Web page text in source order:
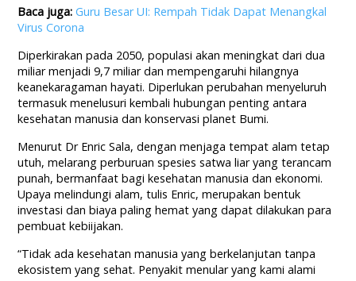
Baca juga:Guru Besar UI: Rempah Tidak Dapat Menangkal
Virus Corona
Diperkirakan pada 2050, populasi akan meningkat dari dua
miliar menjadi 9,7 miliar dan mempengaruhi hilangnya
keanekaragaman hayati. Diperlukan perubahan menyeluruh
termasuk menelusuri kembali hubungan penting antara
kesehatan manusia dan konservasi planet Bumi.
Menurut Dr Enric Sala, dengan menjaga tempat alam tetap
utuh, melarang perburuan spesies satwa liar yang terancam
punah, bermanfaat bagi kesehatan manusia dan ekonomi.
Upaya melindungi alam, tulis Enric, merupakan bentuk
investasi dan biaya paling hemat yang dapat dilakukan para
pembuat kebiijakan.
“Tidak ada kesehatan manusia yang berkelanjutan tanpa
ekosistem yang sehat. Penyakit menular yang kami alami